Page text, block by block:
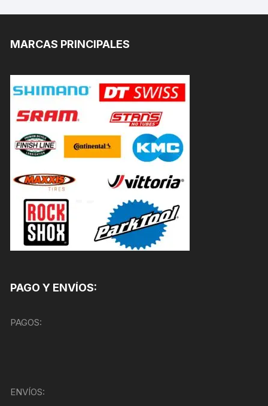
MARCAS PRINCIPALES
PAGO Y ENVÍOS:
PAGOS:
ENVÍOS: